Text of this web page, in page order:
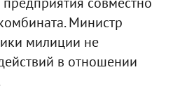
Министр
милиции не
в отношении